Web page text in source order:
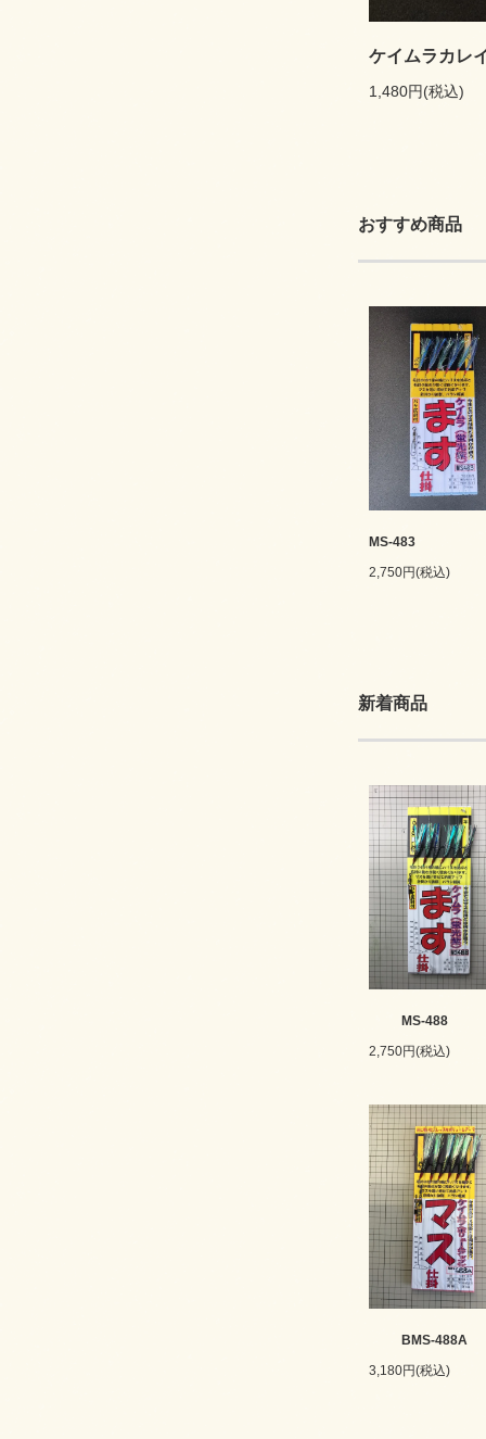
ケイムラカレ
1,480円(税込)
おすすめ商品
MS-483
2,750円(税込)
新着商品
MS-488
2,750円(税込)
BMS-488A
3,180円(税込)